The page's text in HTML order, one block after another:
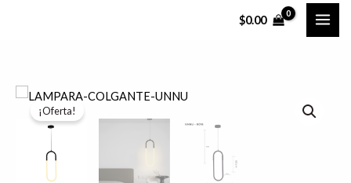
$0.00
¡Oferta!
El
original
El
precio
actual